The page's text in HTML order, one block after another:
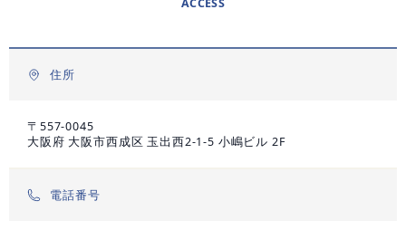
住所
〒557-0045
大阪府 大阪市西成区 玉出西2-1-5 小嶋ビル 2F
電話番号